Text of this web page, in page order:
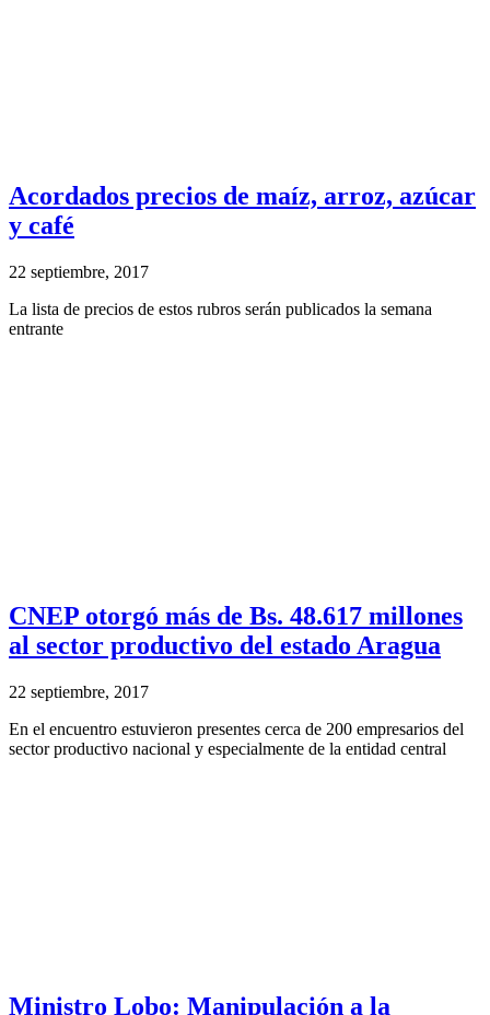
Acordados precios de maíz, arroz, azúcar
y café
22 septiembre, 2017
La lista de precios de estos rubros serán publicados la semana
entrante
CNEP otorgó más de Bs. 48.617 millones
al sector productivo del estado Aragua
22 septiembre, 2017
En el encuentro estuvieron presentes cerca de 200 empresarios del
sector productivo nacional y especialmente de la entidad central
Ministro Lobo: Manipulación a la